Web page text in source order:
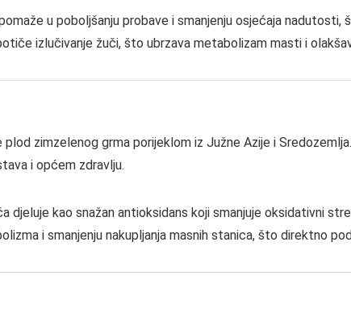
u poboljšanju probave i smanjenju osjećaja
izlučivanje žuči, što ubrzava metabolizam masti i
zimzelenog grma porijeklom iz Južne Azije i
i općem zdravlju.
djeluje kao snažan antioksidans koji smanjuje oksidativni
i smanjenju nakupljanja masnih stanica, što direktno